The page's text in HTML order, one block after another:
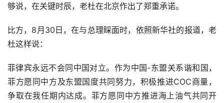
够说，在关键时辰，老杜在北京作出了郑重承诺。
比方，8月30日，在与总理睬面时，依照新华社的报道，老
杜这样说：
菲律宾永远不会同中国对立。作为中国-东盟关系谐和国，
菲方愿同中方及东盟国度共同努力，积极推进COC商量，
争取在我任期内达成。菲方愿同中方推进海上油气共同开